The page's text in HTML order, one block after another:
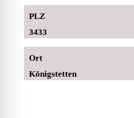
PLZ
3433
Ort
Königstetten